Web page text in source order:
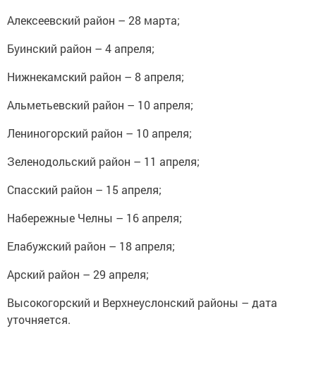
Алексеевский район – 28 марта;
Буинский район – 4 апреля;
Нижнекамский район – 8 апреля;
Альметьевский район – 10 апреля;
Лениногорский район – 10 апреля;
Зеленодольский район – 11 апреля;
Спасский район – 15 апреля;
Набережные Челны – 16 апреля;
Елабужский район – 18 апреля;
Арский район – 29 апреля;
Высокогорский и Верхнеуслонский районы – дата
уточняется.